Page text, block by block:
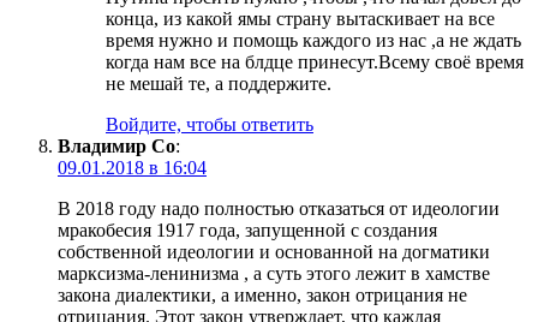
конца, из какой ямы страну вытаскивает на все
время нужно и помощь каждого из нас ,а не ждать
когда нам все на блдце принесут.Всему своё время
не мешай те, а поддержите.
Войдите, чтобы ответить
Владимир Со:
09.01.2018 в 16:04
В 2018 году надо полностью отказаться от идеологии
мракобесия 1917 года, запущенной с создания
собственной идеологии и основанной на догматики
марксизма-ленинизма , а суть этого лежит в хамстве
закона диалектики, а именно, закон отрицания не
отрицания. Этот закон утверждает, что каждая